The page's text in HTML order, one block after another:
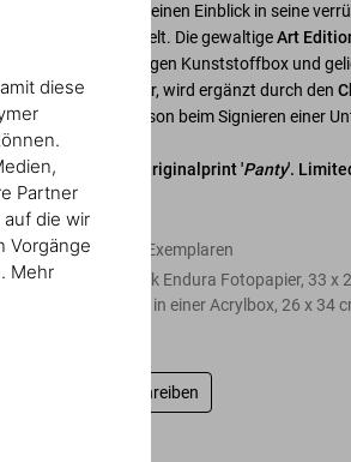
diese
Partner
die wir
Vorgänge
Mehr
ein und gewährt einen Einblick in seine
hedonistische Welt. Die gewaltigeArt
einer durchsichtigen Kunststoffbox und
original Terrybear, wird ergänzt durch den
Panty
– Richardson beim Signieren einer
Art Edition mit Originalprint 'Panty'.
250)
Edition von 250 Exemplaren
C-Print auf Kodak Endura Fotopapier, 33 x
Hardcover-Band in einer Acrylbox, 26 x 34
Bewertung schreiben